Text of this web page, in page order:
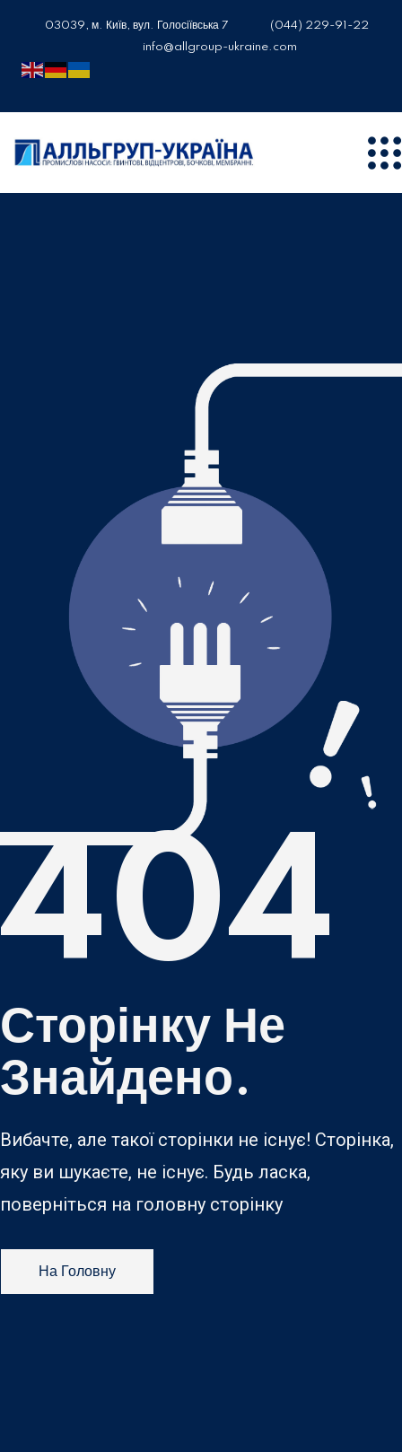
03039, м. Київ, вул. Голосіївська 7
(044) 229-91-22
info@allgroup-ukraine.com
404
Сторінку Не
Знайдено.
Вибачте, але такої сторінки не існує! Сторінка,
яку ви шукаєте, не існує. Будь ласка,
поверніться на головну сторінку
На Головну